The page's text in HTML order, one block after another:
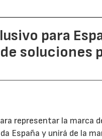
para
soluciones
representar la marca
España y unirá de la